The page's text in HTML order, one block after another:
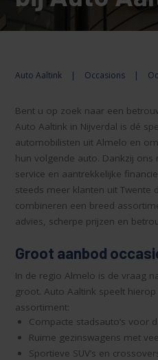
Auto Aaltink | Occasions |
Bent u op zoek naar een
Auto Aaltink in Nijverdal is dé
automobilisten uit Almelo en
hun volgende auto. Dankzij
service en aantrekkelijke
steeds meer klanten uit Twente
combineren een breed
advies, scherpe prijzen en
Groot aanbod
In de regio Almelo is de vraag
groot. Auto Aaltink speelt
assortiment:
Compacte stadsauto’s voor
Ruime gezinswagens met
Sportieve SUV’s en